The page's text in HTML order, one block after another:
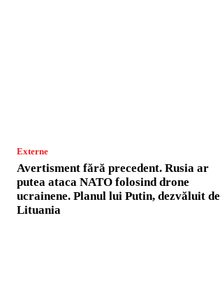
Externe
Avertisment fără precedent. Rusia ar
putea ataca NATO folosind drone
ucrainene. Planul lui Putin, dezvăluit de
Lituania